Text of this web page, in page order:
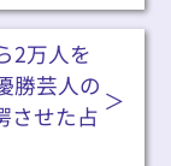
2万人を
勝芸人の
させた占